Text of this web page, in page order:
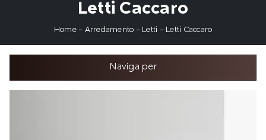
Letti Caccaro
Home- Arredamento - Letti - Letti Caccaro
Naviga per